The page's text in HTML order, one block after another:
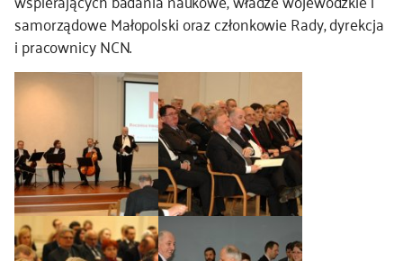
samorządowe Małopolski oraz członkowie Rady, dyrekcja
i pracownicy NCN.